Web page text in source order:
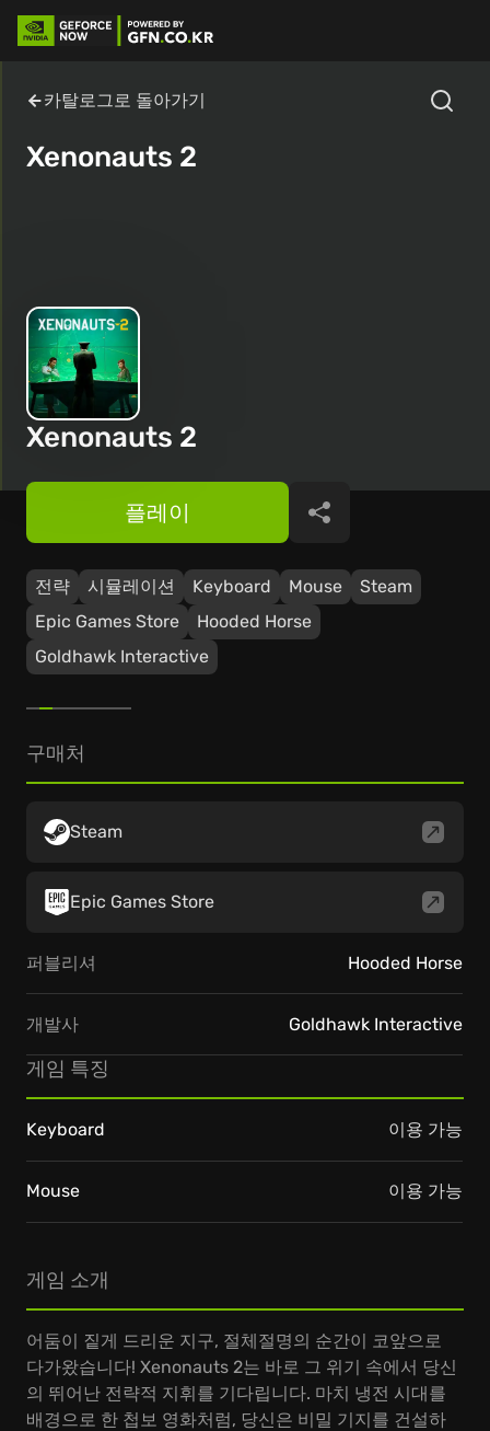
카탈로그로 돌아가기
Xenonauts 2
Xenonauts 2
전략 시뮬레이션 Keyboard Mouse
Steam
Epic Games Store
Hooded Horse
Goldhawk Interactive
플레이 공유
게임 소개
어둠이 짙게 드리운 지구, 절체절명의 순간이 코앞으로
다가왔습니다! Xenonauts 2는 바로 그 위기 속에서 당신
의 뛰어난 전략적 지휘를 기다립니다. 마치 냉전 시대를
배경으로 한 첩보 영화처럼, 당신은 비밀 기지를 건설하
구매처
Steam
Epic Games Store
퍼블리셔 Hooded Horse
개발사 Goldhawk Interactive
게임 특징
Keyboard 이용 가능
Mouse 이용 가능